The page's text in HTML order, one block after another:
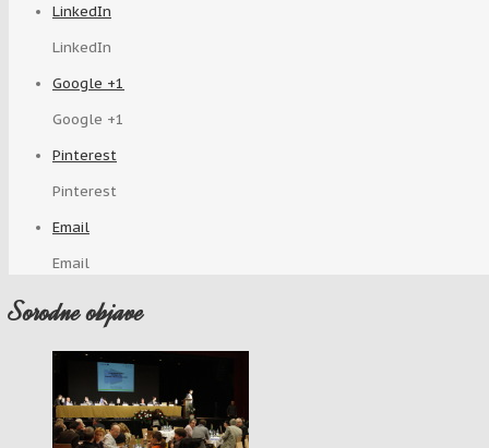
LinkedIn
LinkedIn
Google +1
Google +1
Pinterest
Pinterest
Email
Email
Sorodne objave